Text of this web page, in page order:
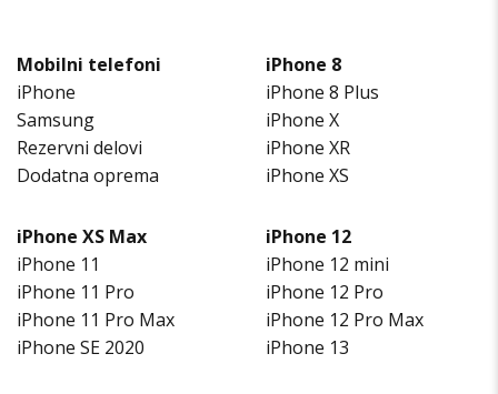
Mobilni telefoni
iPhone
Samsung
Rezervni delovi
Dodatna oprema
iPhone 8
iPhone 8 Plus
iPhone X
iPhone XR
iPhone XS
iPhone XS Max
iPhone 11
iPhone 11 Pro
iPhone 11 Pro Max
iPhone SE 2020
iPhone 12
iPhone 12 mini
iPhone 12 Pro
iPhone 12 Pro Max
iPhone 13